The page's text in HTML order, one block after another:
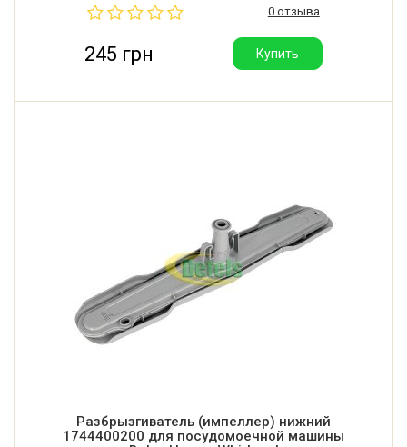
0 отзыва
245 грн Купить
Разбрызгиватель (импеллер) нижний
1744400200 для посудомоечной машины